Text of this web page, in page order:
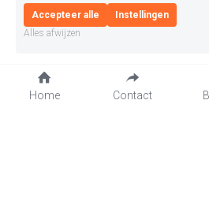
Home Contact
Accepteer alle
Instellingen
Alles afwijzen